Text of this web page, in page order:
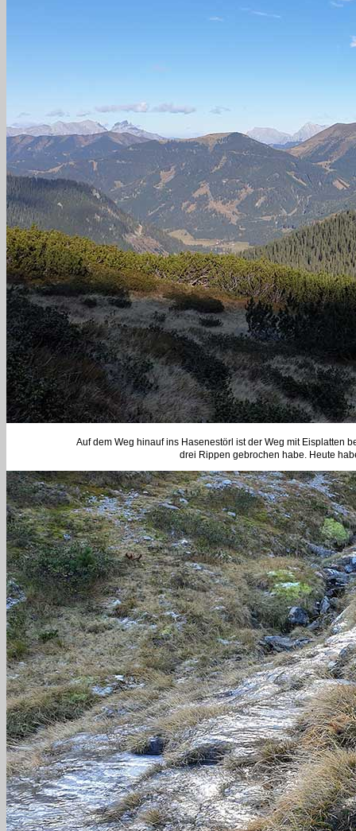
Auf dem Weg hinauf ins Hasenestörl ist der Weg mit Eisplatten
drei Rippen gebrochen habe. Heute